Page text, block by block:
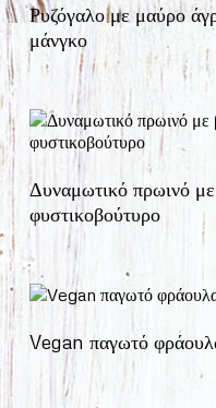
Ρυζόγαλο με μαύρο
μάνγκο
Δυναμωτικό πρωινό
φυστικοβούτυρο
Vegan παγωτό